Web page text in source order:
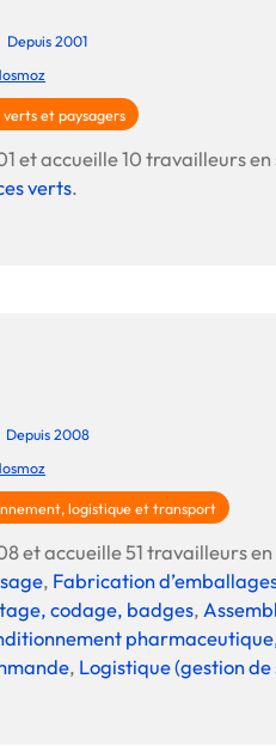
Depuis 2001
verts et paysagers
et accueille 10 travailleurs
verts.
Depuis 2008
logistique et transport
et accueille 51 travailleurs
, Fabrication
codage, badges,
, Logistique (gestion